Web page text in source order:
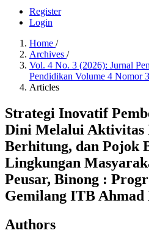
Register
Login
Home /
Archives /
Vol. 4 No. 3 (2026): Jurnal
Pendidikan Volume 4 Nomor
Articles
Strategi Inovatif
Dini Melalui Aktivitas
Berhitung, dan Pojok
Lingkungan
Peusar, Binong :
Gemilang ITB Ahmad
Authors